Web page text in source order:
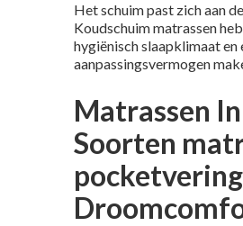
Het schuim past zich aan
Koudschuim matrassen
hygiënisch slaapklimaat
aanpassingsvermogen
Matrassen
Soorten